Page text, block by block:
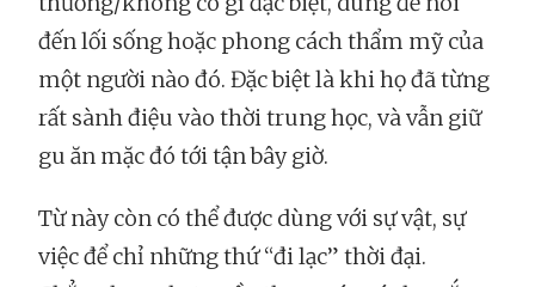
đến lối sống hoặc phong cách thẩm mỹ của
một người nào đó. Đặc biệt là khi họ đã từng
rất sành điệu vào thời trung học, và vẫn giữ
gu ăn mặc đó tới tận bây giờ.
Từ này còn có thể được dùng với sự vật, sự
việc để chỉ những thứ “đi lạc” thời đại.